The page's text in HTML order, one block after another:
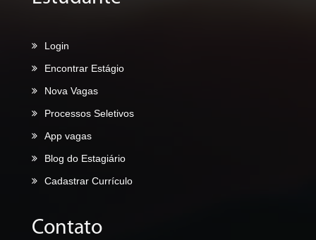
Login
Encontrar Estágio
Nova Vagas
Processos Seletivos
App vagas
Blog do Estagiário
Cadastrar Currículo
Contato